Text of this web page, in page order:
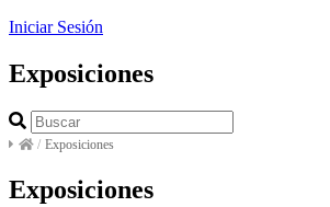
Iniciar Sesión
Exposiciones
/ Exposiciones
Exposiciones